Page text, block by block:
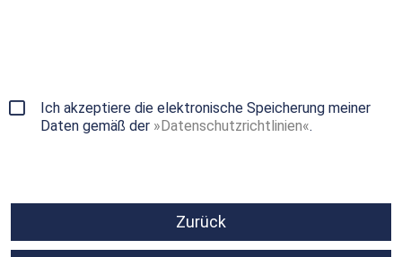
Ich akzeptiere die elektronische Speicherung meiner
Daten gemäß der
Datenschutzrichtlinien .
Zurück